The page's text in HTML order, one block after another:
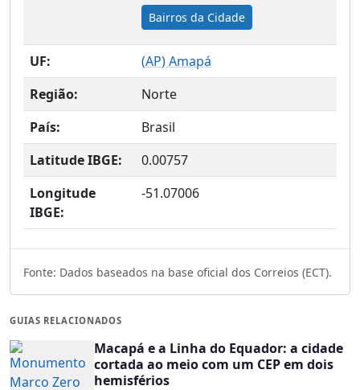
Bairros da Cidade
UF: (AP) Amapá
Região:
Norte
País:
Brasil
Latitude IBGE:
0.00757
Longitude
IBGE:
-51.07006
Fonte: Dados baseados na base oficial dos Correios (ECT).
GUIAS RELACIONADOS
Macapá e a Linha do Equador: a cidade
cortada ao meio com um CEP em dois
hemisférios